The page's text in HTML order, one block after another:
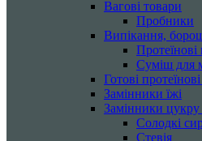
Вагові товари
Пробники
Випікання,
Протеїнові
Суміш для
Готові
Замінники їжі
Замінники цукру
Солодкі
Стевія